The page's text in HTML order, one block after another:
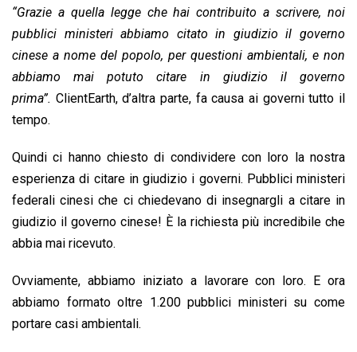
“Grazie a quella legge che hai contribuito a scrivere, noi
pubblici ministeri abbiamo citato in giudizio il governo
cinese a nome del popolo, per questioni ambientali, e non
abbiamo mai potuto citare in giudizio il governo
prima”. ClientEarth, d’altra parte, fa causa ai governi tutto il
tempo.
Quindi ci hanno chiesto di condividere con loro la nostra
esperienza di citare in giudizio i governi. Pubblici ministeri
federali cinesi che ci chiedevano di insegnargli a citare in
giudizio il governo cinese! È la richiesta più incredibile che
abbia mai ricevuto.
Ovviamente, abbiamo iniziato a lavorare con loro. E ora
abbiamo formato oltre 1.200 pubblici ministeri su come
portare casi ambientali.